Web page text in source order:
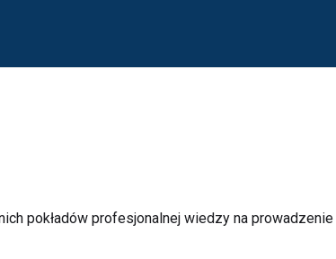
pokładów profesjonalnej wiedzy na